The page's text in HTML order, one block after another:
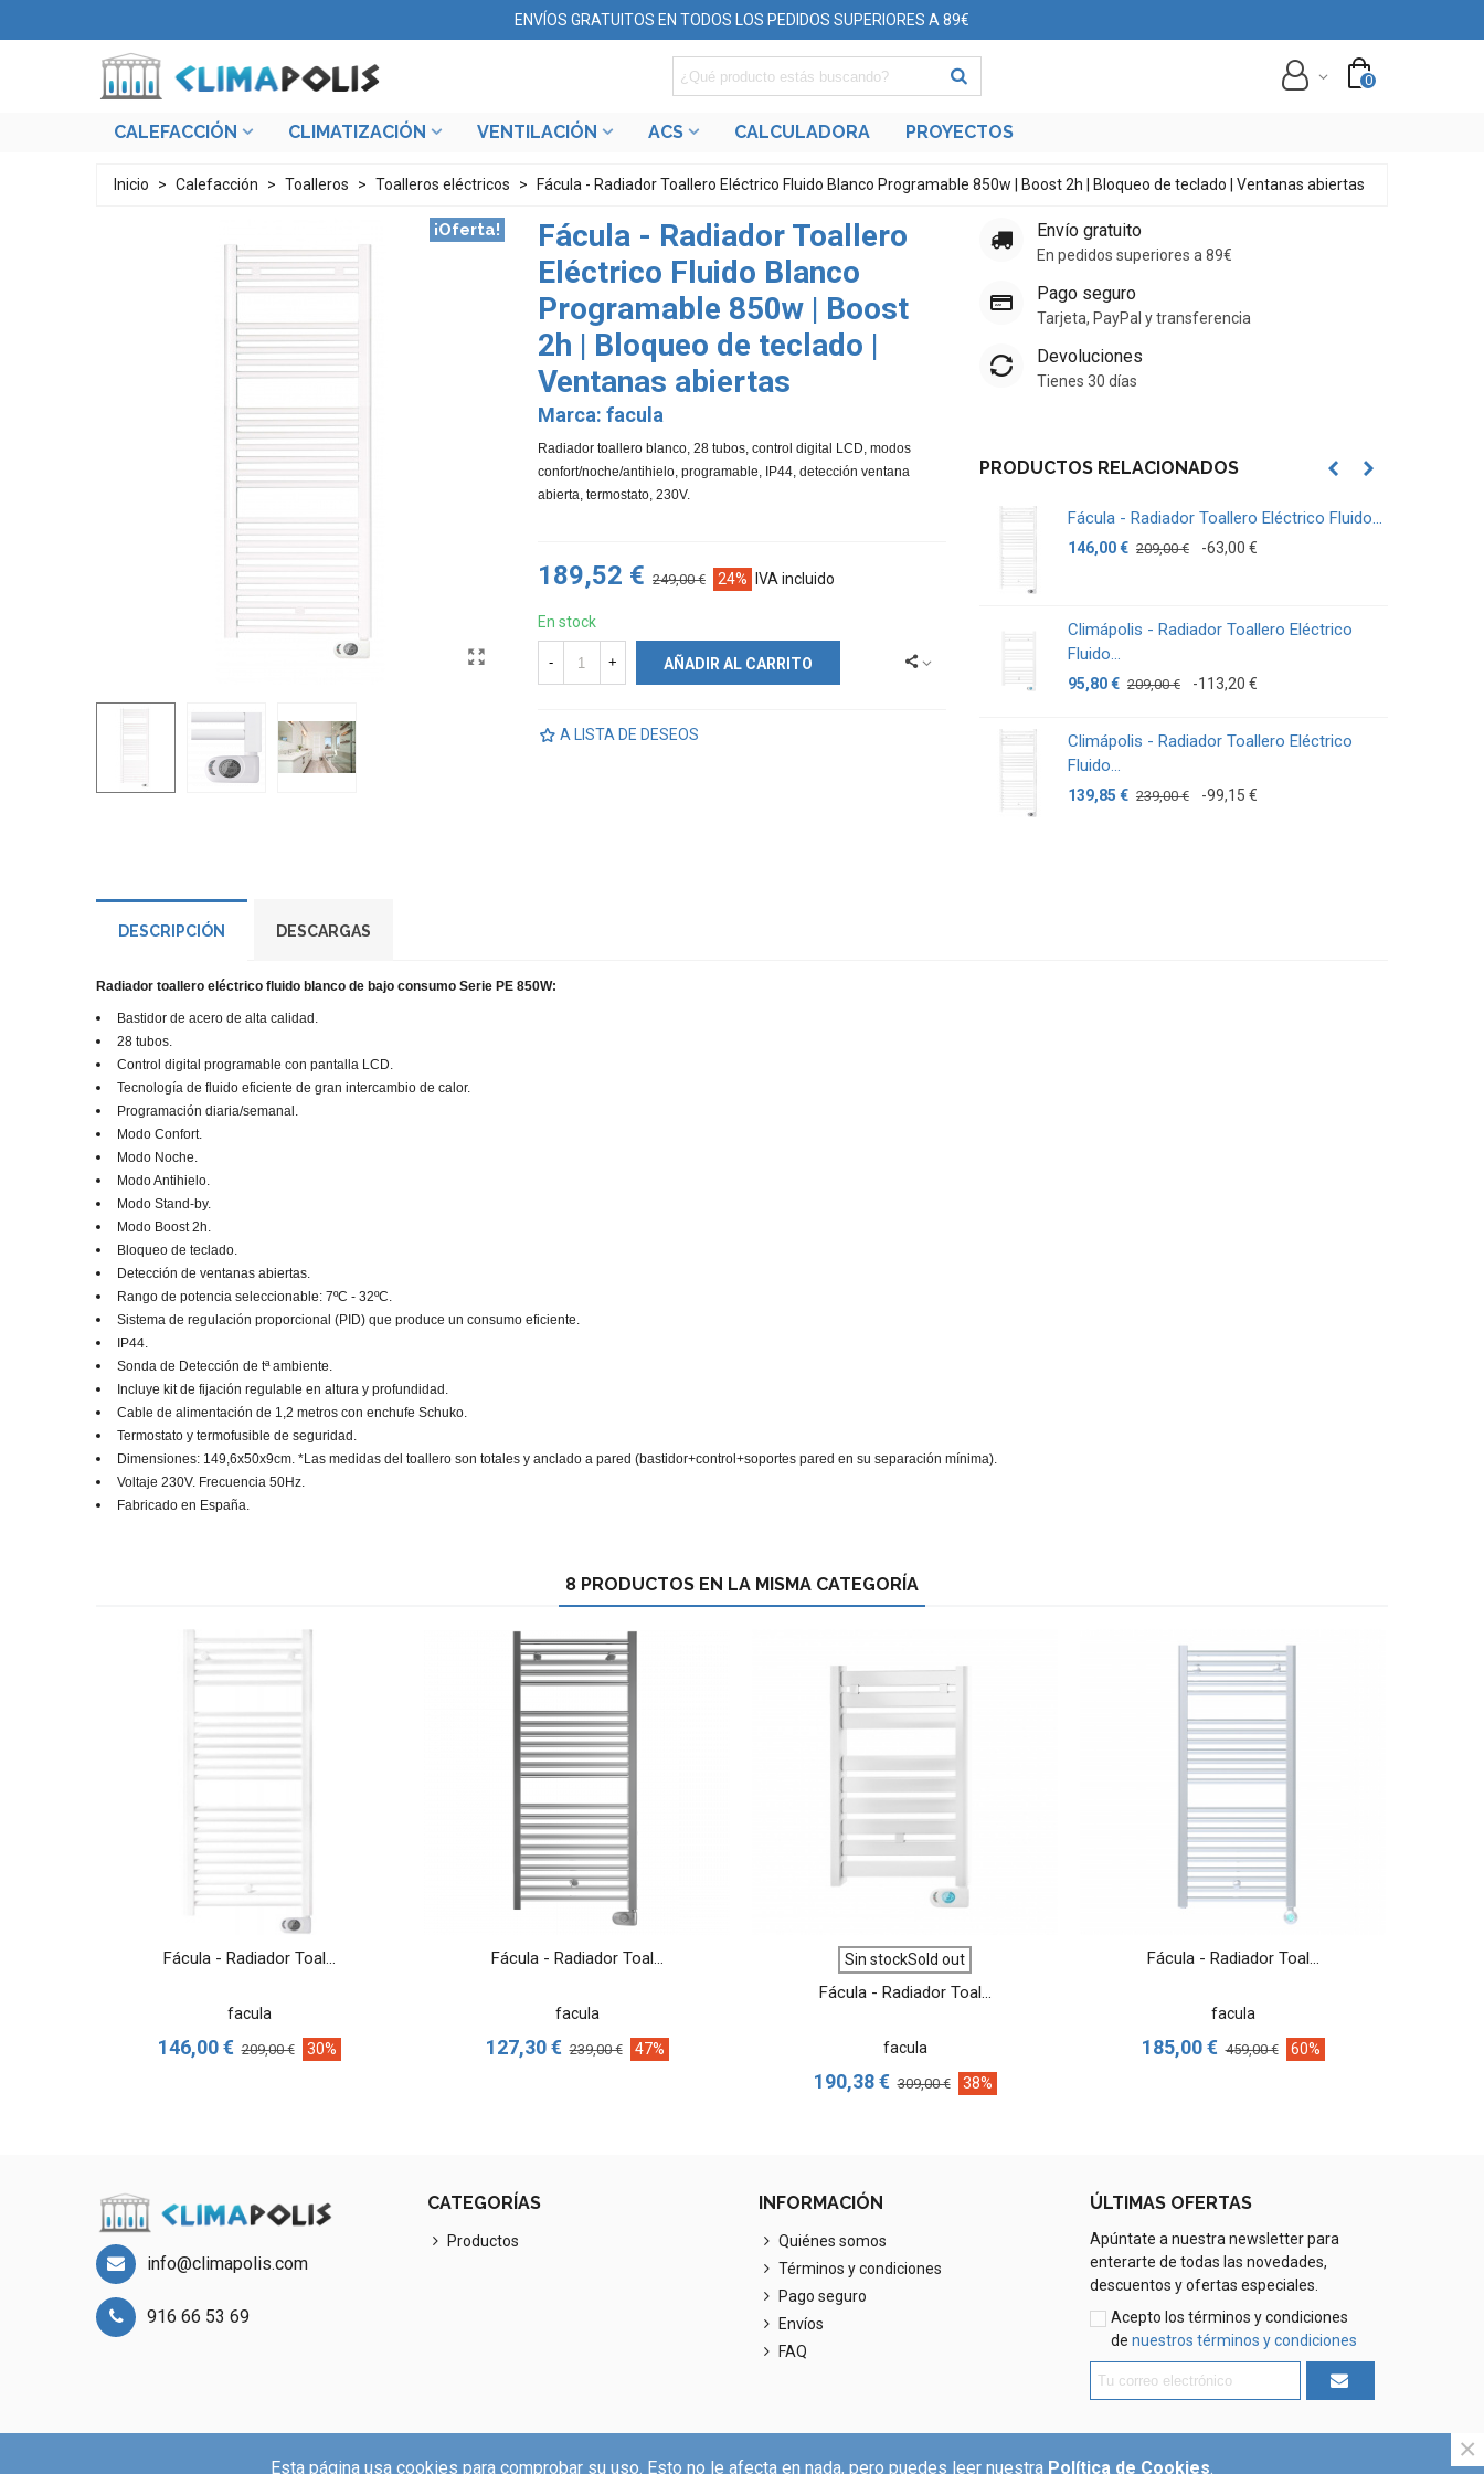
ENVÍOS GRATUITOS EN TODOS LOS PEDIDOS SUPERIORES A 89€
0
CALEFACCIÓN CLIMATIZACIÓN VENTILACIÓN ACS CALCULADORA PROYECTOS
Inicio > Calefacción > Toalleros > Toalleros eléctricos > Fácula - Radiador Toallero Eléctrico Fluido Blanco Programable 850w | Boost 2h | Bloqueo de teclado | Ventanas abiertas
¡Oferta!
Fácula - Radiador Toallero
Eléctrico Fluido Blanco
Programable 850w | Boost
2h | Bloqueo de teclado |
Ventanas abiertas
Marca: facula
Radiador toallero blanco, 28 tubos, control digital LCD, modos
confort/noche/antihielo, programable, IP44, detección ventana
abierta, termostato, 230V.
189,52 € 249,00 € 24% IVA incluido
En stock
- + AÑADIR AL CARRITO
A LISTA DE DESEOS
Envío gratuito
En pedidos superiores a 89€
Pago seguro
Tarjeta, PayPal y transferencia
Devoluciones
Tienes 30 días
PRODUCTOS RELACIONADOS
Fácula - Radiador Toallero Eléctrico Fluido...
146,00 € 209,00 € -63,00 €
Climápolis - Radiador Toallero Eléctrico
Fluido...
95,80 € 209,00 € -113,20 €
Climápolis - Radiador Toallero Eléctrico
Fluido...
139,85 € 239,00 € -99,15 €
DESCRIPCIÓN DESCARGAS
Radiador toallero eléctrico fluido blanco de bajo consumo Serie PE 850W:
Bastidor de acero de alta calidad.
28 tubos.
Control digital programable con pantalla LCD.
Tecnología de fluido eficiente de gran intercambio de calor.
Programación diaria/semanal.
Modo Confort.
Modo Noche.
Modo Antihielo.
Modo Stand-by.
Modo Boost 2h.
Bloqueo de teclado.
Detección de ventanas abiertas.
Rango de potencia seleccionable: 7ºC - 32ºC.
Sistema de regulación proporcional (PID) que produce un consumo eficiente.
IP44.
Sonda de Detección de tª ambiente.
Incluye kit de fijación regulable en altura y profundidad.
Cable de alimentación de 1,2 metros con enchufe Schuko.
Termostato y termofusible de seguridad.
Dimensiones: 149,6x50x9cm. *Las medidas del toallero son totales y anclado a pared (bastidor+control+soportes pared en su separación mínima).
Voltaje 230V. Frecuencia 50Hz.
Fabricado en España.
8 PRODUCTOS EN LA MISMA CATEGORÍA
VER MÁS
Fácula - Radiador Toal...
facula
146,00 € 209,00 € 30%
VER MÁS
Fácula - Radiador Toal...
facula
127,30 € 239,00 € 47%
VER MÁS
Sin stockSold out
Fácula - Radiador Toal...
facula
190,38 € 309,00 € 38%
VER MÁS
Fácula - Radiador Toal...
facula
185,00 € 459,00 € 60%
info@climapolis.com
916 66 53 69
CATEGORÍAS
Productos
INFORMACIÓN
Quiénes somos
Términos y condiciones
Pago seguro
Envíos
FAQ
ÚLTIMAS OFERTAS
Apúntate a nuestra newsletter para
enterarte de todas las novedades,
descuentos y ofertas especiales.
Acepto los términos y condiciones
de nuestros términos y condiciones
Esta página usa cookies para comprobar su uso. Esto no le afecta en nada, pero puedes leer nuestra Política de Cookies.
×